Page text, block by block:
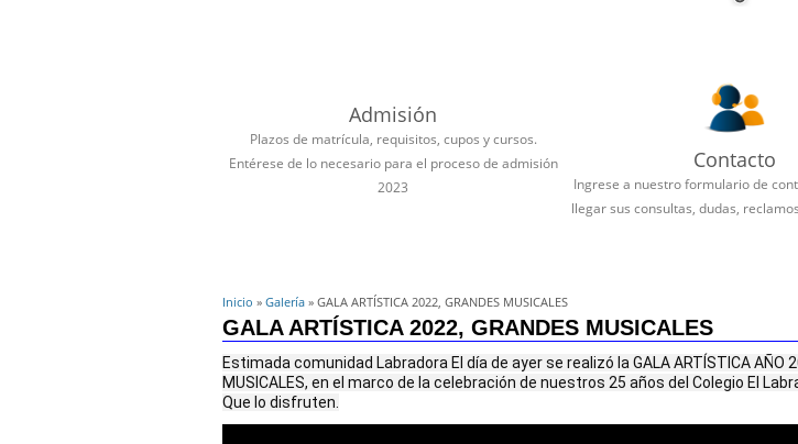
Admisión
Plazos de matrícula, requisitos, cupos y cursos.
Entérese de lo necesario para el proceso de admisión
2023
Contacto
Ingrese a nuestro formulario de
llegar sus consultas, dudas,
Inicio » Galería » GALA ARTÍSTICA 2022, GRANDES MUSICALES
GALA ARTÍSTICA 2022, GRANDES MUSICALES
Estimada comunidad Labradora El día de ayer se realizó la GALA ARTÍSTICA AÑO
MUSICALES, en el marco de la celebración de nuestros 25 años del Colegio El
Que lo disfruten.